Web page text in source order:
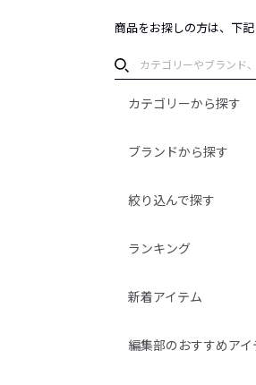
商品をお探しの方は、下
カテゴリーから探す
ブランドから探す
絞り込んで探す
ランキング
新着アイテム
編集部のおすすめアイ